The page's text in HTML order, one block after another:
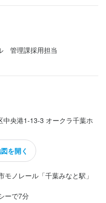
トビーフ が期待以上の美味し
ンスが絶妙でした。
チョコレートファウンテン
れには嬉しいポイントで
。
楽しくて美味しいランチタ
　管理課採用担当
中央港1-13-3 オークラ千葉ホ
を開く
モノレール「千葉みなと駅」
ーで7分